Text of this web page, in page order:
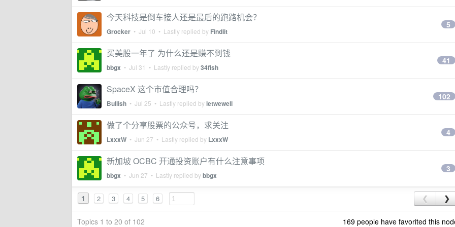
今天科技是倒车接人还是最后的跑路机会？
Grocker • Jul 10 • Lastly replied by Findiit
5
买美股一年了 为什么还是赚不到钱
bbgx • Jul 31 • Lastly replied by34fish
41
SpaceX 这个市值合理吗？
Bullish • Jul 25 • Lastly replied byletwewell
102
做了个分享股票的公众号，求关注
LxxxW • Jun 27 • Lastly replied by LxxxW
4
新加坡 OCBC 开通投资账户有什么注意事项
bbgx • Jun 27 • Lastly replied bybbgx
3
1 2 3 4 5 6 ❮ ❯
Topics 1 to 20 of 102 169 people have favorited this